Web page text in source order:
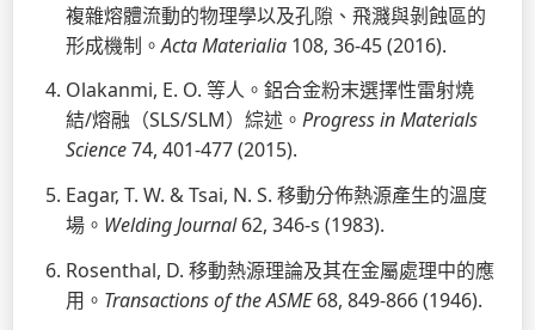
複雜熔體流動的物理學以及孔隙、飛濺與剝蝕區的
形成機制。Acta Materialia 108, 36-45 (2016).
Olakanmi, E. O. 等人。鋁合金粉末選擇性雷射燒
結/熔融（SLS/SLM）綜述。 Progress in Materials
Science74, 401-477 (2015).
Eagar, T. W. & Tsai, N. S. 移動分佈熱源產生的溫度
場。 Welding Journal62, 346-s (1983).
Rosenthal, D. 移動熱源理論及其在金屬處理中的應
用。 Transactions of the ASME68, 849-866 (1946).